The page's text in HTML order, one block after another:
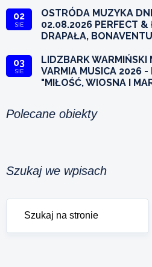
02
SIE
OSTRÓDA MUZYKA
02.08.2026 PERFECT &
DRAPAŁA,
03
SIE
LIDZBARK WARMIŃSKI
VARMIA MUSICA 2026 -
"MIŁOŚĆ, WIOSNA I
Polecane obiekty
Szukaj we wpisach